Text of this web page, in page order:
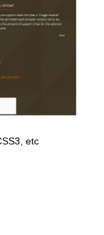
etc